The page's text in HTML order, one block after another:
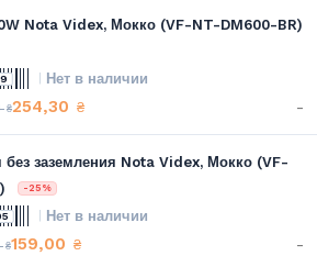
Nota Videx, Мокко (VF-NT-DM600-BR)
Нет в наличии
₴254,30 ₴ -
без заземления Nota Videx, Мокко (VF-
-25%
Нет в наличии
₴159,00 ₴ -